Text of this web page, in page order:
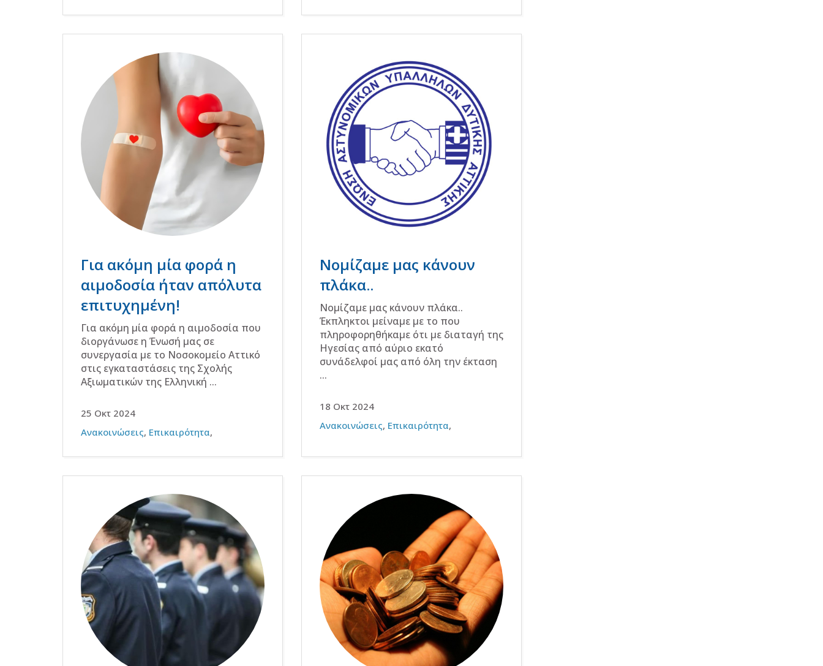
Για ακόμη μία φορά η
αιμοδοσία ήταν απόλυτα
επιτυχημένη!
Για ακόμη μία φορά η αιμοδοσία που
διοργάνωσε η Ένωσή μας σε
συνεργασία με το Νοσοκομείο Αττικό
στις εγκαταστάσεις της Σχολής
Αξιωματικών της Ελληνική ...
25 Οκτ 2024
Ανακοινώσεις, Επικαιρότητα,
Νομίζαμε μας κάνουν
πλάκα..
Νομίζαμε μας κάνουν πλάκα..
Έκπληκτοι μείναμε με το που
πληροφορηθήκαμε ότι με διαταγή της
Ηγεσίας από αύριο εκατό
συνάδελφοί μας από όλη την έκταση
...
18 Οκτ 2024
Ανακοινώσεις, Επικαιρότητα,